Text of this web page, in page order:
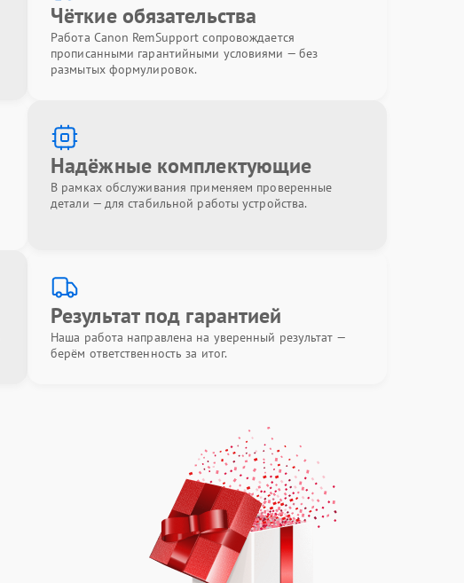
Чёткие обязательства
Работа Canon RemSupport сопровождается
прописанными гарантийными условиями — без
размытых формулировок.
Надёжные комплектующие
В рамках обслуживания применяем проверенные
детали — для стабильной работы устройства.
Результат под гарантией
Наша работа направлена на уверенный результат —
берём ответственность за итог.